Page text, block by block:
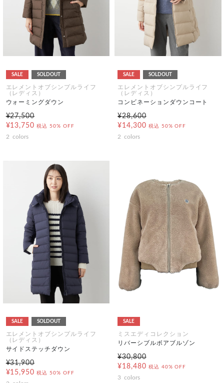
SALE SOLDOUT
エレメントオブシンプルライフ
（レディス）
ウォーミングダウン
¥27,500
¥13,750 税込 50% OFF
2 colors
SALE SOLDOUT
エレメントオブシンプルライフ
（レディス）
コンビネーションダウンコート
¥28,600
¥14,300 税込 50% OFF
2 colors
SALE SOLDOUT
エレメントオブシンプルライフ
（レディス）
サイドステッチダウン
¥31,900
¥15,950 税込 50% OFF
SALE
ミスエディコレクション
リバーシブルボアブルゾン
¥30,800
¥18,480 税込 40% OFF
3 colors